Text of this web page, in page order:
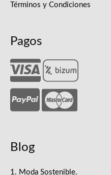
Términos y Condiciones
Pagos
Blog
1. Moda Sostenible.